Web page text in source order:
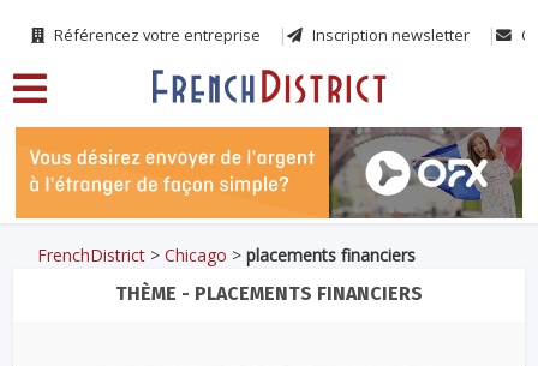
Référencez votre entreprise Inscription newsletter
FrenchDistrict >Chicago >placements financiers
THÈME - PLACEMENTS FINANCIERS